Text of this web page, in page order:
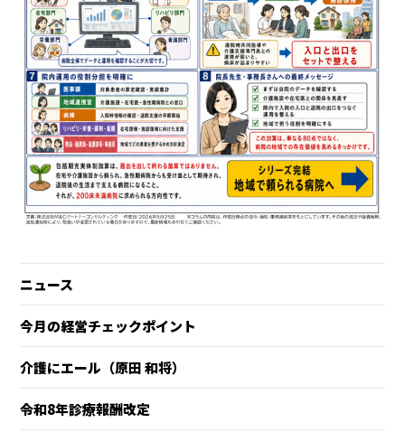
ニュース
今月の経営チェックポイント
介護にエール（原田 和将）
令和8年診療報酬改定